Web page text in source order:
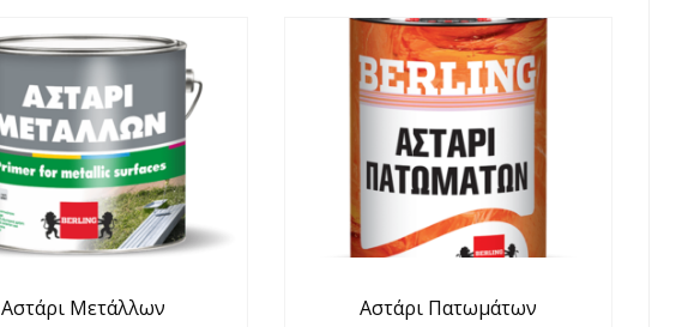
Αστάρι Μετάλλων Αστάρι Πατωμάτων